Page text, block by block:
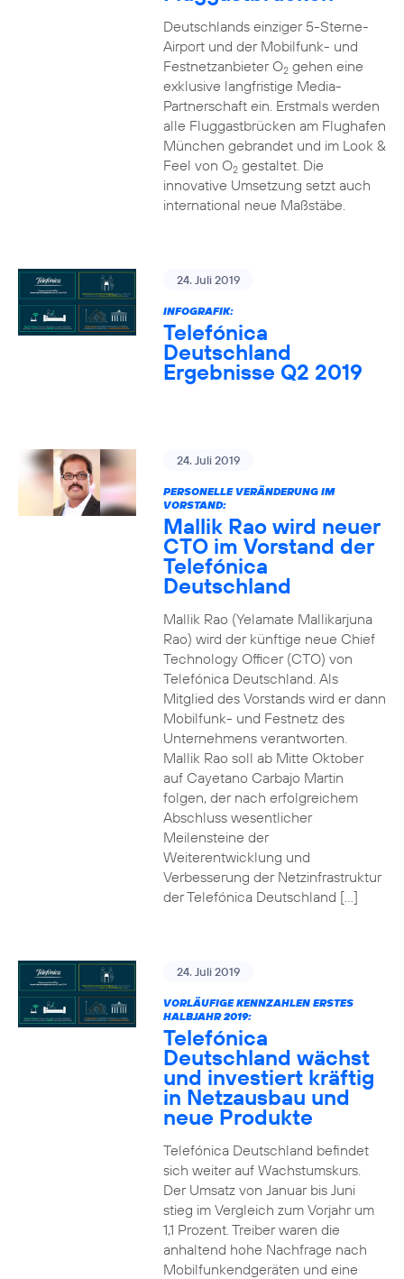
Deutschlands einziger 5-Sterne-
Airport und der Mobilfunk- und
Festnetzanbieter O2gehen eine
exklusive langfristige Media-
Partnerschaft ein. Erstmals werden
alle Fluggastbrücken am Flughafen
München gebrandet und im Look &
Feel von O2gestaltet. Die
innovative Umsetzung setzt auch
international neue Maßstäbe.
24. Juli 2019
INFOGRAFIK:
Telefónica
Deutschland
Ergebnisse Q2 2019
24. Juli 2019
PERSONELLE VERÄNDERUNG IM
VORSTAND:
Mallik Rao wird neuer
CTO im Vorstand der
Telefónica
Deutschland
Mallik Rao (Yelamate Mallikarjuna
Rao) wird der künftige neue Chief
Technology Officer (CTO) von
Telefónica Deutschland. Als
Mitglied des Vorstands wird er dann
Mobilfunk- und Festnetz des
Unternehmens verantworten.
Mallik Rao soll ab Mitte Oktober
auf Cayetano Carbajo Martin
folgen, der nach erfolgreichem
Abschluss wesentlicher
Meilensteine der
Weiterentwicklung und
Verbesserung der Netzinfrastruktur
der Telefónica Deutschland […]
24. Juli 2019
VORLÄUFIGE KENNZAHLEN ERSTES
HALBJAHR 2019:
Telefónica
Deutschland wächst
und investiert kräftig
in Netzausbau und
neue Produkte
Telefónica Deutschland befindet
sich weiter auf Wachstumskurs.
Der Umsatz von Januar bis Juni
stieg im Vergleich zum Vorjahr um
1,1 Prozent. Treiber waren die
anhaltend hohe Nachfrage nach
Mobilfunkendgeräten und eine